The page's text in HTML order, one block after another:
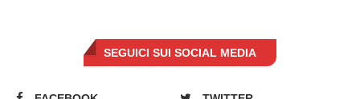
SEGUICI SUI SOCIAL MEDIA